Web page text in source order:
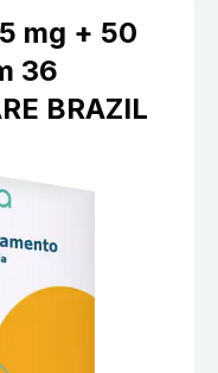
mg + 50
36
BRAZIL